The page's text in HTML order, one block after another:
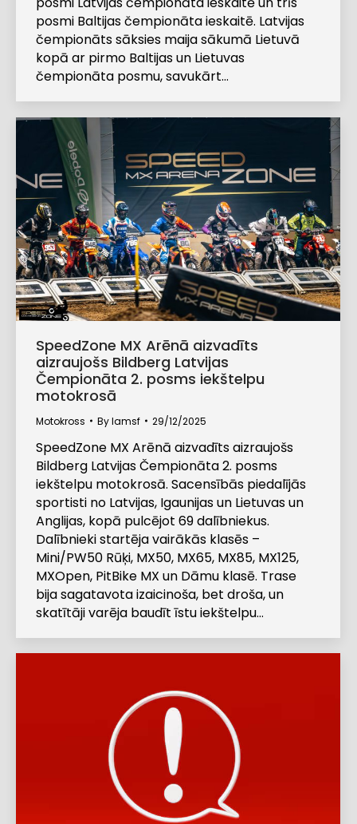
posmi Baltijas čempionāta ieskaitē. Latvijas
čempionāts sāksies maija sākumā Lietuvā
kopā ar pirmo Baltijas un Lietuvas
čempionāta posmu, savukārt…
SpeedZone MX Arēnā aizvadīts
aizraujošs Bildberg Latvijas
Čempionāta 2. posms iekštelpu
motokrosā
Motokross Bylamsf 29/12/2025
SpeedZone MX Arēnā aizvadīts aizraujošs
Bildberg Latvijas Čempionāta 2. posms
iekštelpu motokrosā. Sacensībās piedalījās
sportisti no Latvijas, Igaunijas un Lietuvas un
Anglijas, kopā pulcējot 69 dalībniekus.
Dalībnieki startēja vairākās klasēs –
Mini/PW50 Rūķi, MX50, MX65, MX85, MX125,
MXOpen, PitBike MX un Dāmu klasē. Trase
bija sagatavota izaicinoša, bet droša, un
skatītāji varēja baudīt īstu iekštelpu…